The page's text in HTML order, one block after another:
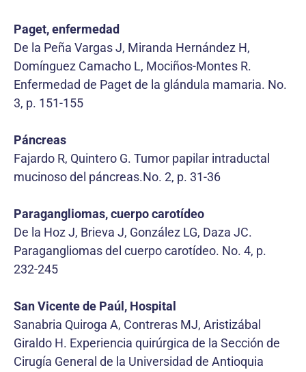
Paget, enfermedad
De la Peña Vargas J, Miranda Hernández H,
Domínguez Camacho L, Mociños-Montes R.
Enfermedad de Paget de la glándula mamaria. No.
3, p. 151-155
Páncreas
Fajardo R, Quintero G. Tumor papilar intraductal
mucinoso del páncreas.No. 2, p. 31-36
Paragangliomas, cuerpo carotídeo
De la Hoz J, Brieva J, González LG, Daza JC.
Paragangliomas del cuerpo carotídeo. No. 4, p.
232-245
San Vicente de Paúl, Hospital
Sanabria Quiroga A, Contreras MJ, Aristizábal
Giraldo H. Experiencia quirúrgica de la Sección de
Cirugía General de la Universidad de Antioquia